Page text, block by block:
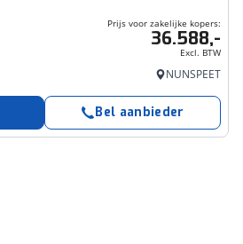
Prijs voor zakelijke kopers:
36.588,-
Excl. BTW
NUNSPEET
Bel aanbieder